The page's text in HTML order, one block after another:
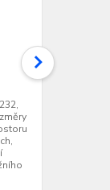
Nordic ID